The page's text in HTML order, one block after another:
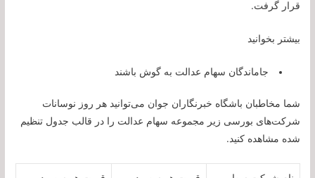
قرار گرفت.
بیشتر بخوانید
جاماندگان سهام عدالت به گوش باشند
شما مخاطبان باشگاه خبرنگاران جوان می‌توانید هر روز نوسانات
شرکت‌های بورسی زیر مجموعه سهام عدالت را در قالب جدول تنظیم
شده مشاهده کنید.